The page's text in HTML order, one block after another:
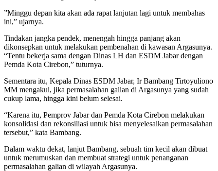
”Minggu depan kita akan ada rapat lanjutan lagi untuk membahas
ini,” ujarnya.
Tindakan jangka pendek, menengah hingga panjang akan
dikonsepkan untuk melakukan pembenahan di kawasan Argasunya.
“Tentu bekerja sama dengan Dinas LH dan ESDM Jabar dengan
Pemda Kota Cirebon,” tuturnya.
Sementara itu, Kepala Dinas ESDM Jabar, Ir Bambang Tirtoyuliono
MM mengakui, jika permasalahan galian di Argasunya yang sudah
cukup lama, hingga kini belum selesai.
“Karena itu, Pemprov Jabar dan Pemda Kota Cirebon melakukan
konsolidasi dan rekonsiliasi untuk bisa menyelesaikan permasalahan
tersebut,” kata Bambang.
Dalam waktu dekat, lanjut Bambang, sebuah tim kecil akan dibuat
untuk merumuskan dan membuat strategi untuk penanganan
permasalahan galian di wilayah Argasunya.